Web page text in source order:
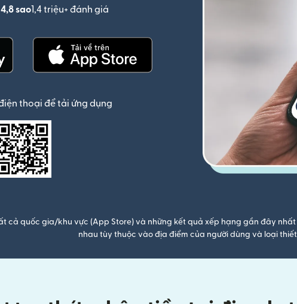
sao1,4 triệu+ đánh giá
thoại để tải ứng dụng
cả quốc gia/khu vực (App Store) và những kết quả xếp hạng gần đây
nhau tùy thuộc vào địa điểm của người dùng và loại